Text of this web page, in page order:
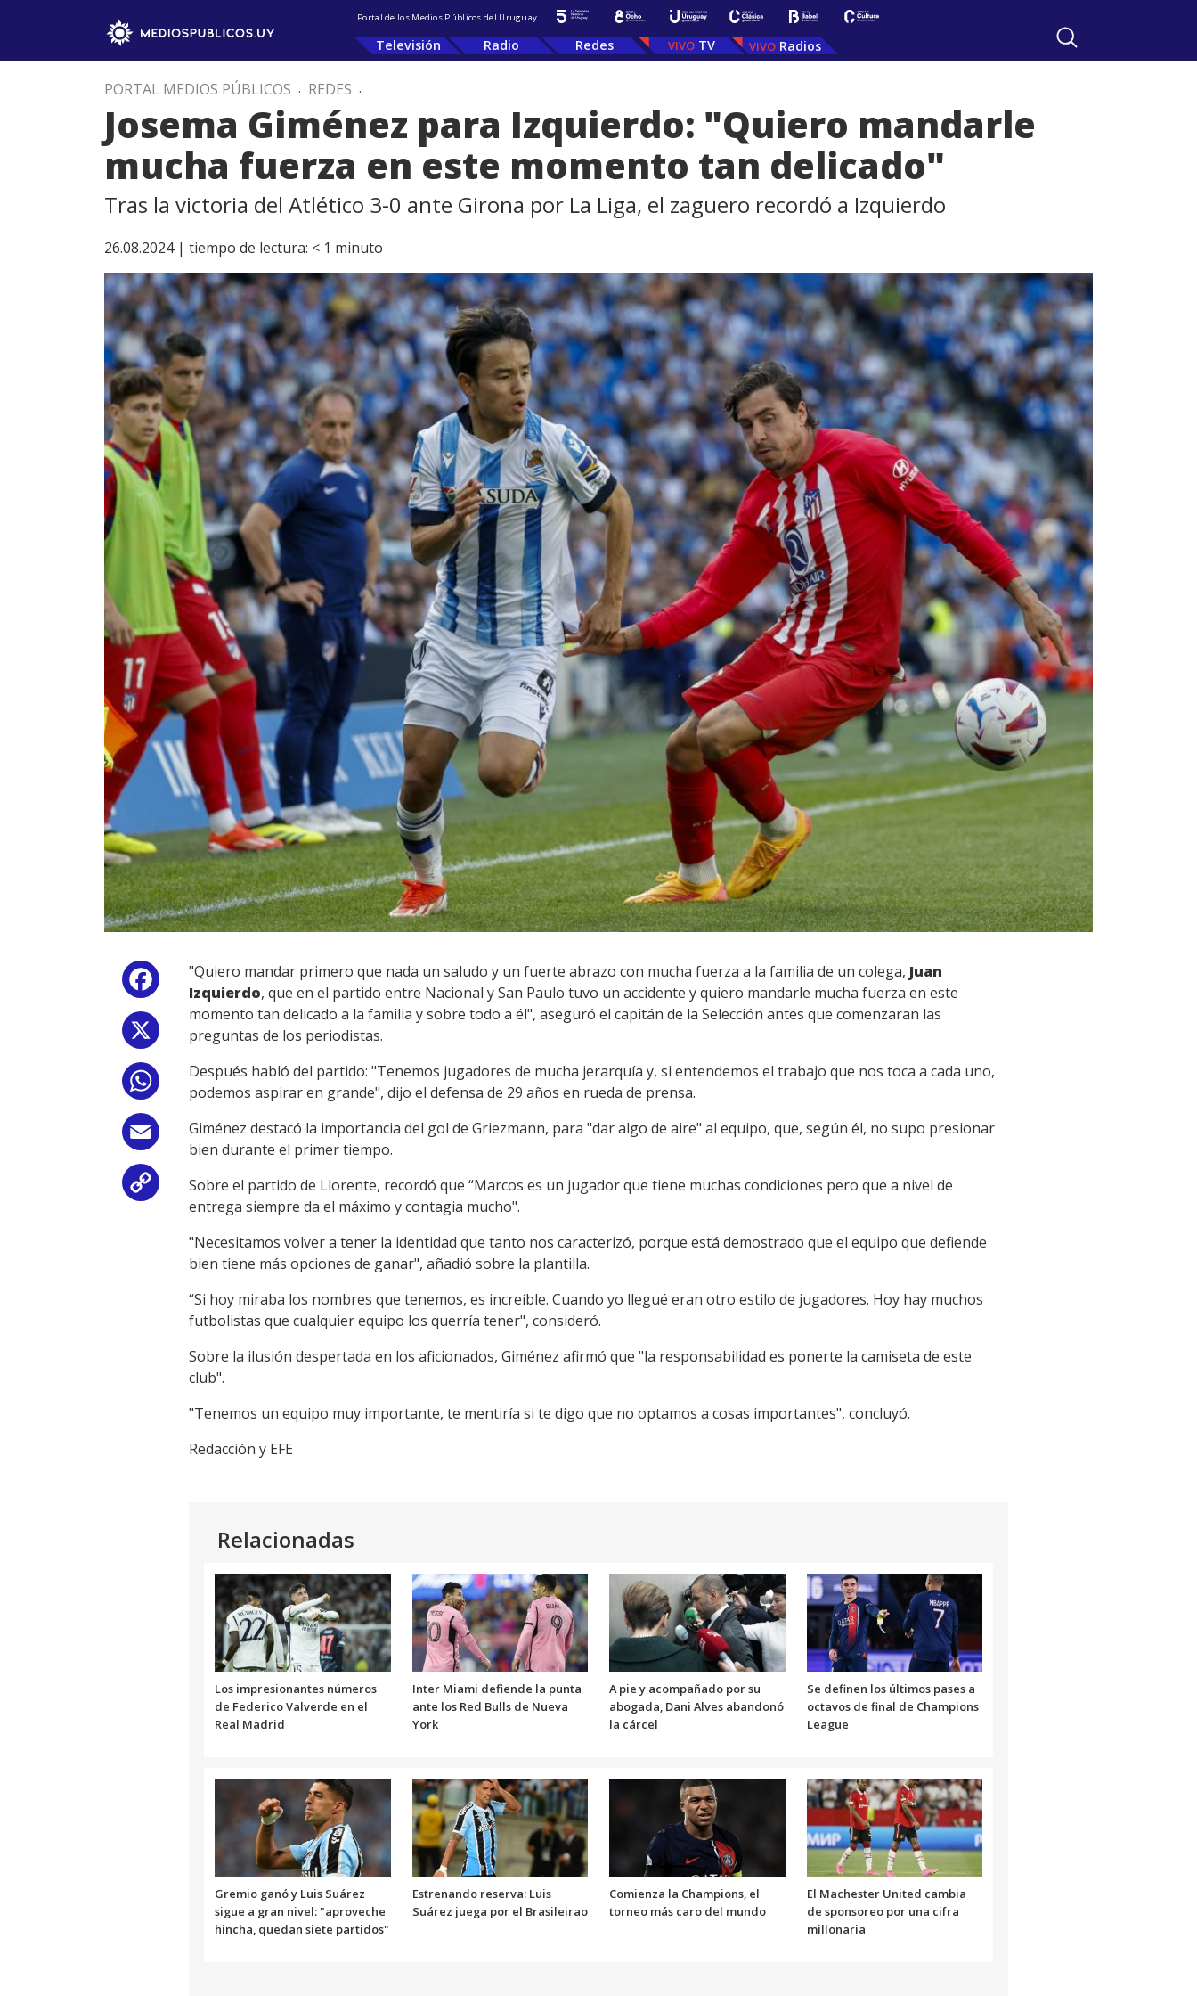
Portal de los Medios Públicos del Uruguay
Televisión Radio Redes TV Radios
PORTAL MEDIOS PÚBLICOS . REDES .
Josema Giménez para Izquierdo: "Quiero mandarle
mucha fuerza en este momento tan delicado"
Tras la victoria del Atlético 3-0 ante Girona por La Liga, el zaguero recordó a Izquierdo
26.08.2024 | tiempo de lectura: < 1 minuto
Facebook
WhatsApp
Email
Copy
"Quiero mandar primero que nada un saludo y un fuerte abrazo con mucha fuerza a la familia de un colega, Juan
Izquierdo, que en el partido entre Nacional y San Paulo tuvo un accidente y quiero mandarle mucha fuerza en este
momento tan delicado a la familia y sobre todo a él", aseguró el capitán de la Selección antes que comenzaran las
preguntas de los periodistas.
Después habló del partido: "Tenemos jugadores de mucha jerarquía y, si entendemos el trabajo que nos toca a cada uno,
podemos aspirar en grande", dijo el defensa de 29 años en rueda de prensa.
Giménez destacó la importancia del gol de Griezmann, para "dar algo de aire" al equipo, que, según él, no supo presionar
bien durante el primer tiempo.
Sobre el partido de Llorente, recordó que “Marcos es un jugador que tiene muchas condiciones pero que a nivel de
entrega siempre da el máximo y contagia mucho".
"Necesitamos volver a tener la identidad que tanto nos caracterizó, porque está demostrado que el equipo que defiende
bien tiene más opciones de ganar", añadió sobre la plantilla.
“Si hoy miraba los nombres que tenemos, es increíble. Cuando yo llegué eran otro estilo de jugadores. Hoy hay muchos
futbolistas que cualquier equipo los querría tener", consideró.
Sobre la ilusión despertada en los aficionados, Giménez afirmó que "la responsabilidad es ponerte la camiseta de este
club".
"Tenemos un equipo muy importante, te mentiría si te digo que no optamos a cosas importantes", concluyó.
Redacción y EFE
Relacionadas
Los impresionantes números
de Federico Valverde en el
Real Madrid
Inter Miami defiende la punta
ante los Red Bulls de Nueva
York
A pie y acompañado por su
abogada, Dani Alves abandonó
la cárcel
Se definen los últimos pases a
octavos de final de Champions
League
Gremio ganó y Luis Suárez
sigue a gran nivel: "aproveche
hincha, quedan siete partidos"
Estrenando reserva: Luis
Suárez juega por el Brasileirao
Comienza la Champions, el
torneo más caro del mundo
El Machester United cambia
de sponsoreo por una cifra
millonaria